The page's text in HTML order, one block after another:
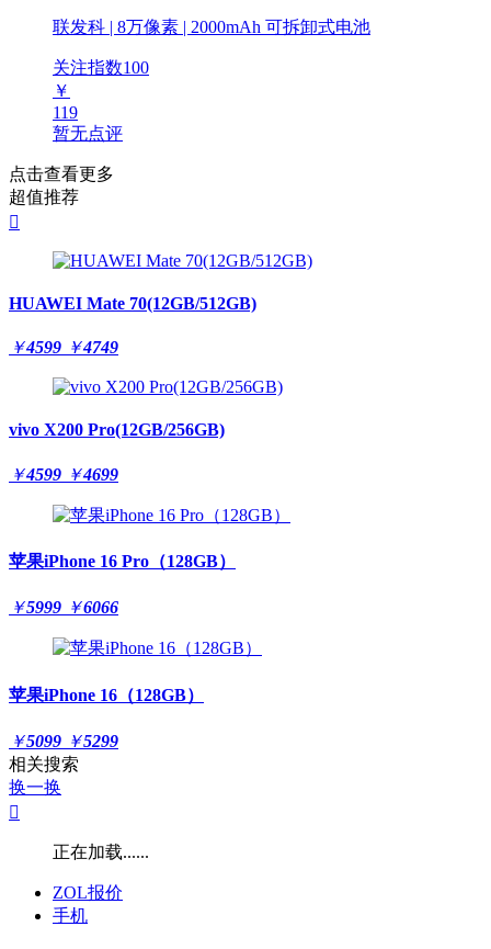
联发科 | 8万像素 | 2000mAh 可拆卸式电池
关注指数100
￥
119
暂无点评
点击查看更多
超值推荐

HUAWEI Mate 70(12GB/512GB)
￥4599 ￥4749
vivo X200 Pro(12GB/256GB)
￥4599 ￥4699
苹果iPhone 16 Pro（128GB）
￥5999 ￥6066
苹果iPhone 16（128GB）
￥5099 ￥5299
相关搜索
换一换

正在加载......
ZOL报价
手机